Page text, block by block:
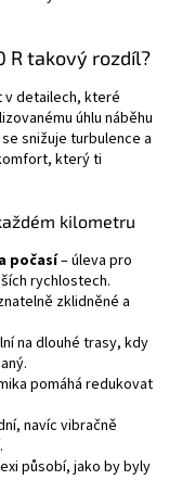
R takový rozdíl?
v detailech, které
úhlu náběhu
snižuje turbulence a
který ti
kilometru
počasí– úleva pro
rychlostech.
zklidněné a
na dlouhé trasy, kdy
pomáhá redukovat
navíc vibračně
působí, jako by byly